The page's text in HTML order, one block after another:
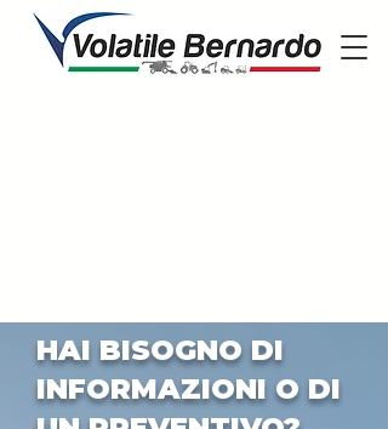
HAI BISOGNO DI
INFORMAZIONI O DI